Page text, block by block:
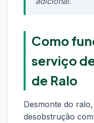
Como
serviço
de Ralo
Desmonte do
desobstrução